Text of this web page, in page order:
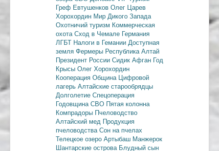
Греф Евтушенков Олег Царев
Хорохордин Мир Дикого Запада
Охотничий туризм Коммерческая
охота Сход в Чемале Германия
ЛГБТ Налоги в Гемании Доступная
земля Фермеры Республика Алтай
Президент России Сидик Афган Год
Крысы Олег Хорохордин
Кооперация Община Цифровой
лагерь Алтайские старообрядцы
Долголетие Спецоперация
Годовщина СВО Пятая колонна
Компрадоры Пчеловодство
Алтайский мед Продукция
пчеловодства Сон на пчелах
Телецкое озеро Артыбаш Манжерок
Шантарские острова Блудный сын